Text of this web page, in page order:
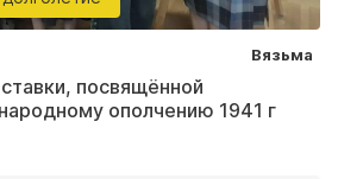
Вязьма
посвящённой
ополчению 1941 г